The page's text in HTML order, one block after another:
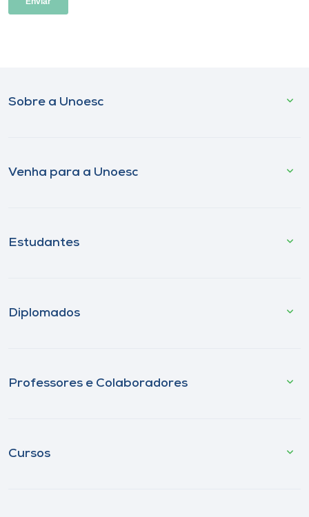
Sobre a Unoesc
Venha para a Unoesc
Estudantes
Diplomados
Professores e Colaboradores
Cursos